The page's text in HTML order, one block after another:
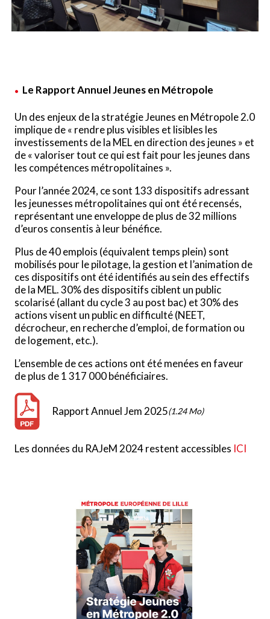
Le Rapport Annuel Jeunes en Métropole
Un des enjeux de la stratégie Jeunes en Métropole 2.0
implique de « rendre plus visibles et lisibles les
investissements de la MEL en direction des jeunes » et
de « valoriser tout ce qui est fait pour les jeunes dans
les compétences métropolitaines ».
Pour l’année 2024, ce sont 133 dispositifs adressant
les jeunesses métropolitaines qui ont été recensés,
représentant une enveloppe de plus de 32 millions
d’euros consentis à leur bénéfice.
Plus de 40 emplois (équivalent temps plein) sont
mobilisés pour le pilotage, la gestion et l’animation de
ces dispositifs ont été identifiés au sein des effectifs
de la MEL. 30% des dispositifs ciblent un public
scolarisé (allant du cycle 3 au post bac) et 30% des
actions visent un public en difficulté (NEET,
décrocheur, en recherche d’emploi, de formation ou
de logement, etc.).
L’ensemble de ces actions ont été menées en faveur
de plus de 1 317 000 bénéficiaires.
Rapport Annuel Jem 2025(1.24 Mo)
Les données du RAJeM 2024 restent accessibles ICI